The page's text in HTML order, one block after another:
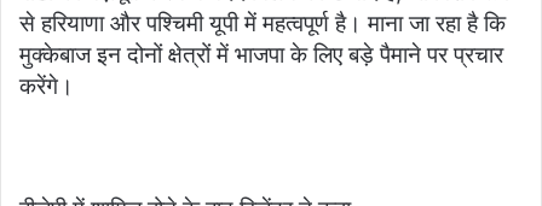
से हरियाणा और पश्चिमी यूपी में महत्वपूर्ण है। माना जा रहा है कि
मुक्केबाज इन दोनों क्षेत्रों में भाजपा के लिए बड़े पैमाने पर प्रचार
करेंगे।